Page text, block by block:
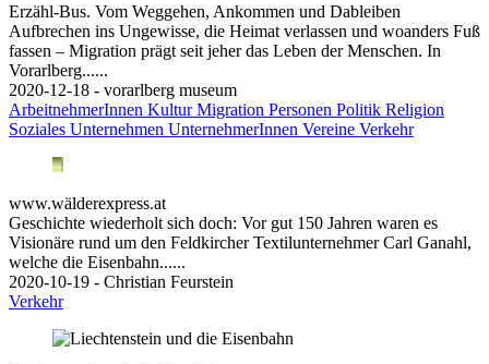
Erzähl-Bus. Vom Weggehen, Ankommen und Dableiben
Aufbrechen ins Ungewisse, die Heimat verlassen und woanders Fuß
fassen – Migration prägt seit jeher das Leben der Menschen. In
Vorarlberg......
2020-12-18 - vorarlberg museum
ArbeitnehmerInnen KulturMigration Personen Politik Religion
Soziales Unternehmen UnternehmerInnen Vereine Verkehr
www.wälderexpress.at
Geschichte wiederholt sich doch: Vor gut 150 Jahren waren es
Visionäre rund um den Feldkircher Textilunternehmer Carl Ganahl,
welche die Eisenbahn......
2020-10-19 - Christian Feurstein
Verkehr